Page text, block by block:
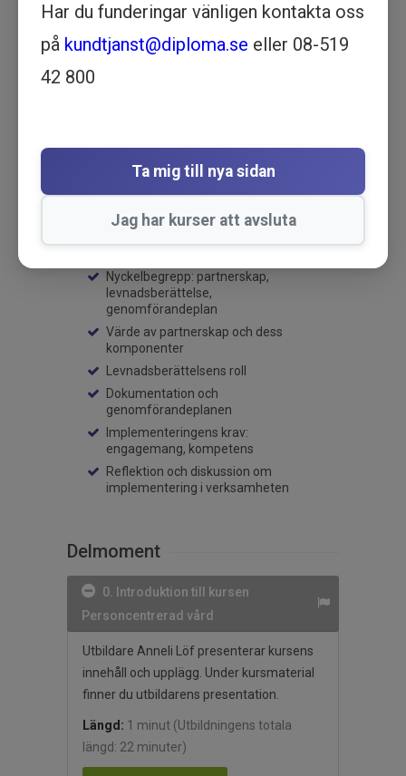
Beskrivning
I denna utbildning utforskas personcentrerad
vård som en filosofi där individens behov och
Innehåll
Nyckelbegrepp: partnerskap,
levnadsberättelse,
genomförandeplan
Värde av partnerskap och dess
komponenter
Levnadsberättelsens roll
Dokumentation och
genomförandeplanen
Implementeringens krav:
engagemang, kompetens
Reflektion och diskussion om
implementering i verksamheten
Delmoment
0. Introduktion till kursen
Personcentrerad vård
Utbildare Anneli Löf presenterar kursens
innehåll och upplägg. Under kursmaterial
finner du utbildarens presentation.
Längd: 1 minut (Utbildningens totala
längd: 22 minuter)
Har du funderingar vänligen kontakta oss
på kundtjanst@diploma.se eller 08-519
42 800
Ta mig till nya sidan
Jag har kurser att avsluta